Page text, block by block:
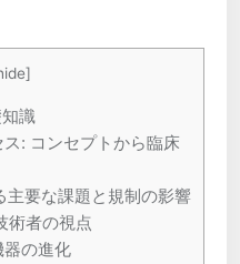
]
識
: コンセプトから臨床
主要な課題と規制の影響
術者の視点
の進化